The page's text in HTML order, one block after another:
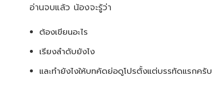
อ่านจบแล้ว น้องจะรู้ว่า
ต้องเขียนอะไร
เรียงลำดับยังไง
และทำยังไงให้บทคัดย่อดูโปรตั้งแต่บรรทัดแรกครับ